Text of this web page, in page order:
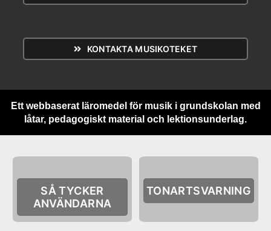
KONTAKTA MUSIKOTEKET
Ett webbaserat läromedel för musik i grundskolan med
låtar, pedagogiskt material och lektionsunderlag.
SÅ TYCKER
ANVÄNDARNA
TONARTSVARNING